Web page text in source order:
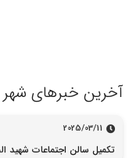
آخرین خبرهای شهر
2025/03/11
تکمیل سالن اجتماعات شهید